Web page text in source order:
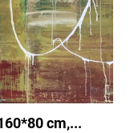
cm,...